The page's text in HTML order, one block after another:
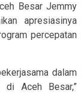
Besar Jemmy
apresiasinya
percepatan
dalam
di Aceh Besar,”